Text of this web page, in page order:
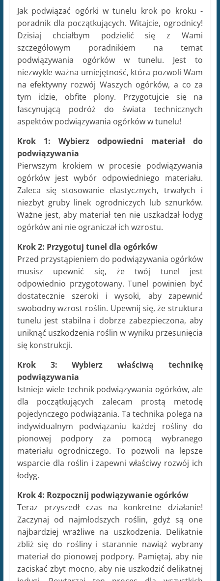
Jak podwiązać ogórki w tunelu krok po kroku -
poradnik dla początkujących. Witajcie, ogrodnicy!
Dzisiaj chciałbym podzielić się z Wami
szczegółowym poradnikiem na temat
podwiązywania ogórków w tunelu. Jest to
niezwykle ważna umiejętność, która pozwoli Wam
na efektywny rozwój Waszych ogórków, a co za
tym idzie, obfite plony. Przygotujcie się na
fascynującą podróż do świata technicznych
aspektów podwiązywania ogórków w tunelu!
Krok 1: Wybierz odpowiedni materiał do
podwiązywania
Pierwszym krokiem w procesie podwiązywania
ogórków jest wybór odpowiedniego materiału.
Zaleca się stosowanie elastycznych, trwałych i
niezbyt gruby linek ogrodniczych lub sznurków.
Ważne jest, aby materiał ten nie uszkadzał łodyg
ogórków ani nie ograniczał ich wzrostu.
Krok 2: Przygotuj tunel dla ogórków
Przed przystąpieniem do podwiązywania ogórków
musisz upewnić się, że twój tunel jest
odpowiednio przygotowany. Tunel powinien być
dostatecznie szeroki i wysoki, aby zapewnić
swobodny wzrost roślin. Upewnij się, że struktura
tunelu jest stabilna i dobrze zabezpieczona, aby
uniknąć uszkodzenia roślin w wyniku przesunięcia
się konstrukcji.
Krok 3: Wybierz właściwą technikę
podwiązywania
Istnieje wiele technik podwiązywania ogórków, ale
dla początkujących zalecam prostą metodę
pojedynczego podwiązania. Ta technika polega na
indywidualnym podwiązaniu każdej rośliny do
pionowej podpory za pomocą wybranego
materiału ogrodniczego. To pozwoli na lepsze
wsparcie dla roślin i zapewni właściwy rozwój ich
łodyg.
Krok 4: Rozpocznij podwiązywanie ogórków
Teraz przyszedł czas na konkretne działanie!
Zaczynaj od najmłodszych roślin, gdyż są one
najbardziej wrażliwe na uszkodzenia. Delikatnie
zbliż się do rośliny i starannie nawiąż wybrany
materiał do pionowej podpory. Pamiętaj, aby nie
zaciskać zbyt mocno, aby nie uszkodzić delikatnej